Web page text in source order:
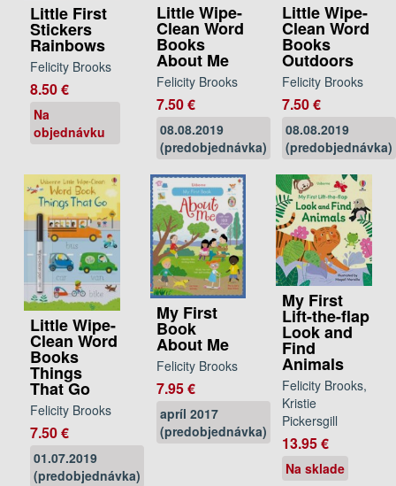
Little First
Stickers
Rainbows
Felicity Brooks
8.50 €
Na
objednávku
Little Wipe-
Clean Word
Books
About Me
Felicity Brooks
7.50 €
08.08.2019
(predobjednávka)
Little Wipe-
Clean Word
Books
Outdoors
Felicity Brooks
7.50 €
08.08.2019
(predobjednávka)
Little Wipe-
Clean Word
Books
Things
That Go
Felicity Brooks
7.50 €
01.07.2019
(predobjednávka)
My First
Book
About Me
Felicity Brooks
7.95 €
apríl 2017
(predobjednávka)
My First
Lift-the-flap
Look and
Find
Animals
Felicity Brooks,
Kristie
Pickersgill
13.95 €
Na sklade